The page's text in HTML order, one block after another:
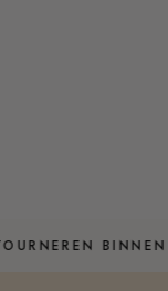
BINNEN